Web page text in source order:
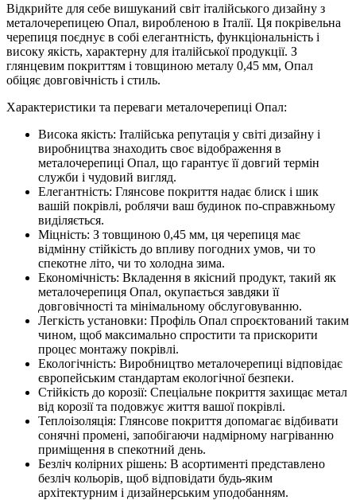
Відкрийте для себе вишуканий світ італійського дизайну з
металочерепицею Опал, виробленою в Італії. Ця покрівельна
черепиця поєднує в собі елегантність, функціональність і
високу якість, характерну для італійської продукції. З
глянцевим покриттям і товщиною металу 0,45 мм, Опал
обіцяє довговічність і стиль.
Характеристики та переваги металочерепиці Опал:
Висока якість: Італійська репутація у світі дизайну і
виробництва знаходить своє відображення в
металочерепиці Опал, що гарантує її довгий термін
служби і чудовий вигляд.
Елегантність: Глянсове покриття надає блиск і шик
вашій покрівлі, роблячи ваш будинок по-справжньому
виділяється.
Міцність: З товщиною 0,45 мм, ця черепиця має
відмінну стійкість до впливу погодних умов, чи то
спекотне літо, чи то холодна зима.
Економічність: Вкладення в якісний продукт, такий як
металочерепиця Опал, окупається завдяки її
довговічності та мінімальному обслуговуванню.
Легкість установки: Профіль Опал спроєктований таким
чином, щоб максимально спростити та прискорити
процес монтажу покрівлі.
Екологічність: Виробництво металочерепиці відповідає
європейським стандартам екологічної безпеки.
Стійкість до корозії: Спеціальне покриття захищає метал
від корозії та подовжує життя вашої покрівлі.
Теплоізоляція: Глянсове покриття допомагає відбивати
сонячні промені, запобігаючи надмірному нагріванню
приміщення в спекотний день.
Безліч колірних рішень: В асортименті представлено
безліч кольорів, щоб відповідати будь-яким
архітектурним і дизайнерським уподобанням.